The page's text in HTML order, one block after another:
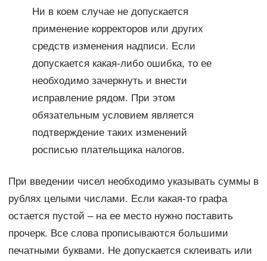
Ни в коем случае не допускается
применение корректоров или других
средств изменения надписи. Если
допускается какая-либо ошибка, то ее
необходимо зачеркнуть и внести
исправление рядом. При этом
обязательным условием является
подтверждение таких изменений
росписью плательщика налогов.
При введении чисел необходимо указывать суммы в
рублях целыми числами. Если какая-то графа
остается пустой – на ее место нужно поставить
прочерк. Все слова прописываются большими
печатными буквами. Не допускается склеивать или